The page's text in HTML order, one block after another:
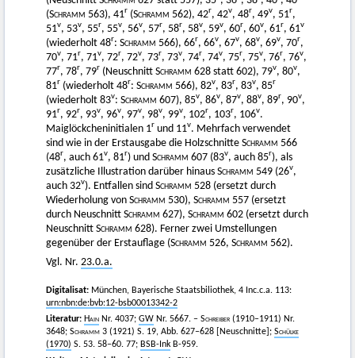
(Schramm 563), 41r (Schramm 562), 42r, 42v, 48r, 49v, 51r,
51v, 53v, 55r, 55v, 56v, 57r, 58r, 58v, 59v, 60r, 60v, 61r, 61v
(wiederholt 48r: Schramm 566), 66r, 66v, 67v, 68v, 69v, 70r,
70v, 71r, 71v, 72r, 72v, 73r, 73v, 74r, 74v, 75r, 75v, 76r, 76v,
77r, 78r, 79r (Neuschnitt Schramm 628 statt 602), 79v, 80v,
81r (wiederholt 48r: Schramm 566), 82v, 83r, 83v, 85r
(wiederholt 83v: Schramm 607), 85v, 86v, 87v, 88v, 89r, 90v,
91r, 92r, 93v, 96v, 97v, 98v, 99v, 102r, 103r, 106v.
Maiglöckcheninitialen 1r und 11v. Mehrfach verwendet
sind wie in der Erstausgabe die Holzschnitte Schramm 566
(48r, auch 61v, 81r) und Schramm 607 (83v, auch 85r), als
zusätzliche Illustration darüber hinaus Schramm 549 (26v,
auch 32v). Entfallen sind Schramm 528 (ersetzt durch
Wiederholung von Schramm 530), Schramm 557 (ersetzt
durch Neuschnitt Schramm 627), Schramm 602 (ersetzt durch
Neuschnitt Schramm 628). Ferner zwei Umstellungen
gegenüber der Erstauflage (Schramm 526, Schramm 562).
Vgl. Nr. 23.0.a.
Digitalisat: München, Bayerische Staatsbiliothek, 4 Inc.c.a. 113:
urn:nbn:de:bvb:12-bsb00013342-2
Literatur: Hain Nr. 4037; GW Nr. 5667. – Schreiber (1910–1911) Nr.
3648; Schramm 3 (1921) S. 19, Abb. 627–628 [Neuschnitte]; Schülke
(1970) S. 53. 58–60. 77; BSB-Ink B-959.